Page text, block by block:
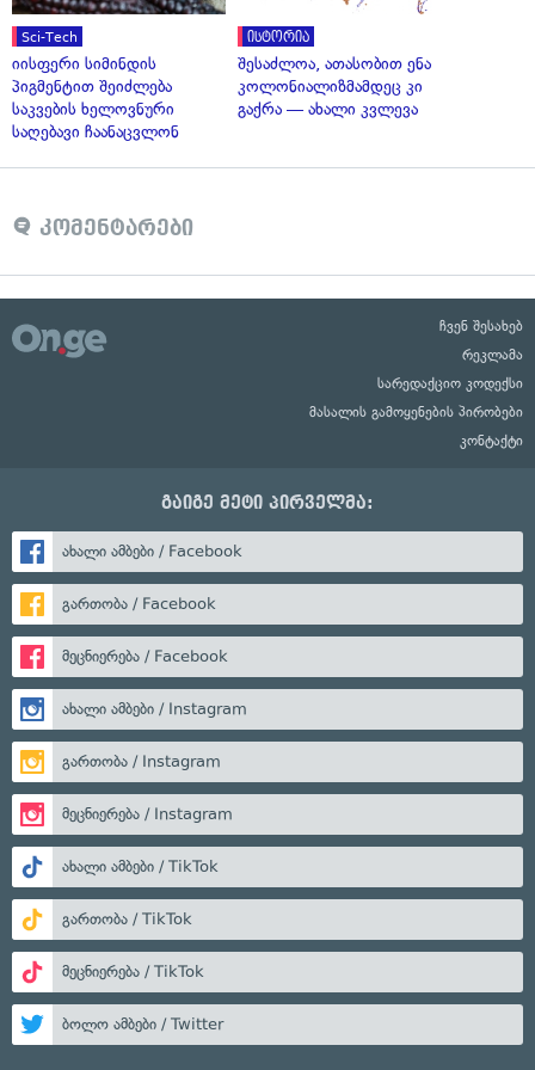
Sci-Tech
იისფერი სიმინდის
პიგმენტით შეიძლება
საკვების ხელოვნური
საღებავი ჩაანაცვლონ
ისტორია
შესაძლოა, ათასობით ენა
კოლონიალიზმამდეც კი
გაქრა — ახალი კვლევა
კომენტარები
ჩვენ შესახებ
რეკლამა
სარედაქციო კოდექსი
მასალის გამოყენების პირობები
კონტაქტი
გაიგე მეტი პირველმა:
ახალი ამბები / Facebook
გართობა / Facebook
მეცნიერება / Facebook
ახალი ამბები / Instagram
გართობა / Instagram
მეცნიერება / Instagram
ახალი ამბები / TikTok
გართობა / TikTok
მეცნიერება / TikTok
ბოლო ამბები / Twitter